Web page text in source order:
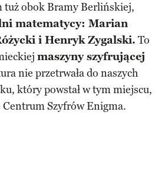
tuż obok Bramy Berlińskiej,
matematycy: Marian
i Henryk Zygalski. To
maszyny szyfrującej
nie przetrwała do naszych
który powstał w tym miejscu,
Szyfrów Enigma.